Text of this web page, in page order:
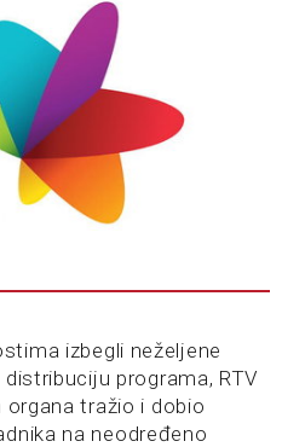
izbegli neželjene
programa, RTV
organa tražio i dobio
na neodređeno